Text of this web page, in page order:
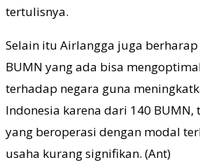
tertulisnya.
Selain itu Airlangga juga
BUMN yang ada bisa
terhadap negara guna
Indonesia karena dari 140 BUMN,
yang beroperasi dengan modal
usaha kurang signifikan. (Ant)